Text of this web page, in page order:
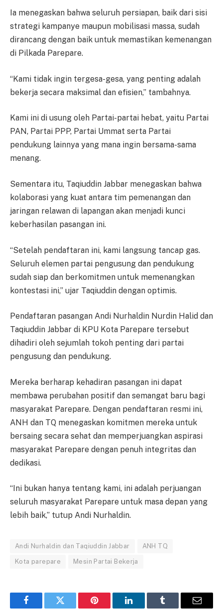
Ia menegaskan bahwa seluruh persiapan, baik dari sisi
strategi kampanye maupun mobilisasi massa, sudah
dirancang dengan baik untuk memastikan kemenangan
di Pilkada Parepare.
“Kami tidak ingin tergesa-gesa, yang penting adalah
bekerja secara maksimal dan efisien,” tambahnya.
Kami ini di usung oleh Partai-partai hebat, yaitu Partai
PAN, Partai PPP, Partai Ummat serta Partai
pendukung lainnya yang mana ingin bersama-sama
menang.
Sementara itu, Taqiuddin Jabbar menegaskan bahwa
kolaborasi yang kuat antara tim pemenangan dan
jaringan relawan di lapangan akan menjadi kunci
keberhasilan pasangan ini.
“Setelah pendaftaran ini, kami langsung tancap gas.
Seluruh elemen partai pengusung dan pendukung
sudah siap dan berkomitmen untuk memenangkan
kontestasi ini,” ujar Taqiuddin dengan optimis.
Pendaftaran pasangan Andi Nurhaldin Nurdin Halid dan
Taqiuddin Jabbar di KPU Kota Parepare tersebut
dihadiri oleh sejumlah tokoh penting dari partai
pengusung dan pendukung.
Mereka berharap kehadiran pasangan ini dapat
membawa perubahan positif dan semangat baru bagi
masyarakat Parepare. Dengan pendaftaran resmi ini,
ANH dan TQ menegaskan komitmen mereka untuk
bersaing secara sehat dan memperjuangkan aspirasi
masyarakat Parepare dengan penuh integritas dan
dedikasi.
“Ini bukan hanya tentang kami, ini adalah perjuangan
seluruh masyarakat Parepare untuk masa depan yang
lebih baik,” tutup Andi Nurhaldin.
Andi Nurhaldin dan Taqiuddin Jabbar ANH TQ
Kota parepare Mesin Partai Bekerja
FacebookTwitter Pinterest LinkedInTumblr Email